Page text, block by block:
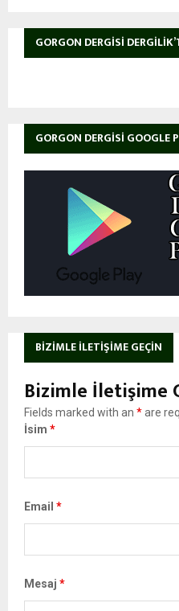
GORGON DERGISI
GORGON DERGISI GOOGLE
BIZIMLE İLETIŞIME GEÇIN
Bizimle İletişime
Fields marked with an *are
İsim *
Email *
Mesaj *